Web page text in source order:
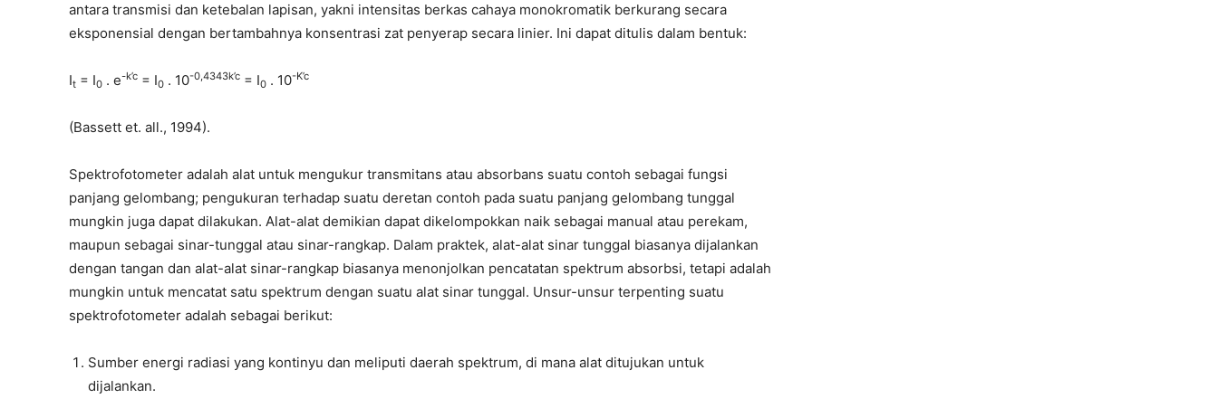
antara transmisi dan ketebalan lapisan, yakni intensitas berkas cahaya monokromatik berkurang secara
eksponensial dengan bertambahnya konsentrasi zat penyerap secara linier. Ini dapat ditulis dalam bentuk:
It = I0 . e-k’c = I0 . 10-0,4343k’c = I0 . 10-K’c
(Bassett et. all., 1994).
Spektrofotometer adalah alat untuk mengukur transmitans atau absorbans suatu contoh sebagai fungsi
panjang gelombang; pengukuran terhadap suatu deretan contoh pada suatu panjang gelombang tunggal
mungkin juga dapat dilakukan. Alat-alat demikian dapat dikelompokkan naik sebagai manual atau perekam,
maupun sebagai sinar-tunggal atau sinar-rangkap. Dalam praktek, alat-alat sinar tunggal biasanya dijalankan
dengan tangan dan alat-alat sinar-rangkap biasanya menonjolkan pencatatan spektrum absorbsi, tetapi adalah
mungkin untuk mencatat satu spektrum dengan suatu alat sinar tunggal. Unsur-unsur terpenting suatu
spektrofotometer adalah sebagai berikut:
Sumber energi radiasi yang kontinyu dan meliputi daerah spektrum, di mana alat ditujukan untuk
dijalankan.